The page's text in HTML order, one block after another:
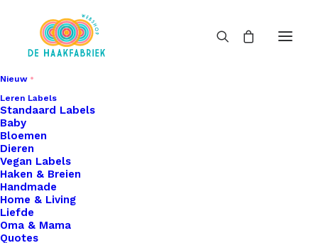
Nieuw
Leren Labels
Standaard Labels
Baby
Bloemen
Dieren
Vegan Labels
Haken & Breien
Handmade
Home & Living
Liefde
Oma & Mama
Quotes